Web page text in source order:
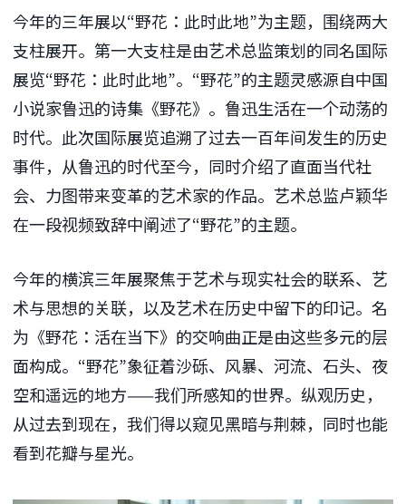
今年的三年展以“野花：此时此地”为主题，围绕两大
支柱展开。第一大支柱是由艺术总监策划的同名国际
展览“野花：此时此地”。“野花”的主题灵感源自中国
小说家鲁迅的诗集《野花》。鲁迅生活在一个动荡的
时代。此次国际展览追溯了过去一百年间发生的历史
事件，从鲁迅的时代至今，同时介绍了直面当代社
会、力图带来变革的艺术家的作品。艺术总监卢颖华
在一段视频致辞中阐述了“野花”的主题。
今年的横滨三年展聚焦于艺术与现实社会的联系、艺
术与思想的关联，以及艺术在历史中留下的印记。名
为《野花：活在当下》的交响曲正是由这些多元的层
面构成。“野花”象征着沙砾、风暴、河流、石头、夜
空和遥远的地方——我们所感知的世界。纵观历史，
从过去到现在，我们得以窥见黑暗与荆棘，同时也能
看到花瓣与星光。